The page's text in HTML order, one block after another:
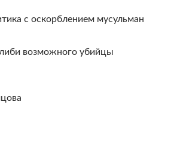
с оскорблением мусульман
возможного убийцы